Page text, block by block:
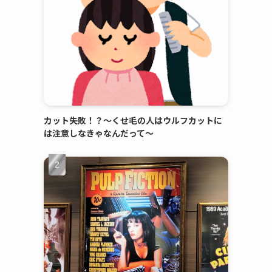
カット失敗！？～くせ毛の人はウルフカットに
は注意しなきゃなんだって～